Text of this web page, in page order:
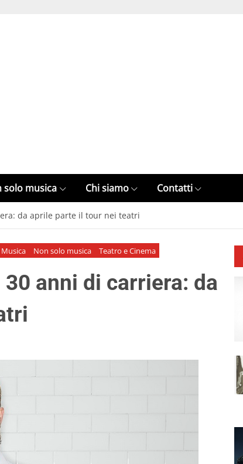
solo musica Chi siamo Contatti
da aprile parte il tour nei teatri
Musica Non solo musica Teatro e Cinema
anni di carriera: da